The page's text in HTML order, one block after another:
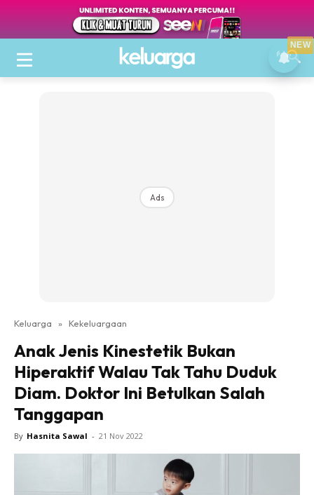
Ads
Keluarga » Kekeluargaan
Anak Jenis Kinestetik Bukan
Hiperaktif Walau Tak Tahu Duduk
Diam. Doktor Ini Betulkan Salah
Tanggapan
By Hasnita Sawal - 21 Nov 2022
NEW